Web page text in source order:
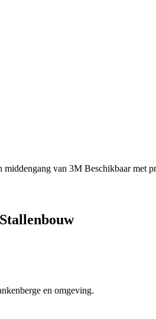
middengang van 3M Beschikbaar met
en omgeving.